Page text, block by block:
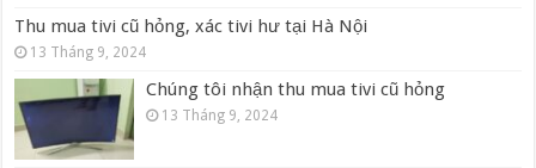
Thu mua tivi cũ hỏng, xác tivi hư tại Hà Nội
13 Tháng 9, 2024
Chúng tôi nhận thu mua tivi cũ hỏng
13 Tháng 9, 2024